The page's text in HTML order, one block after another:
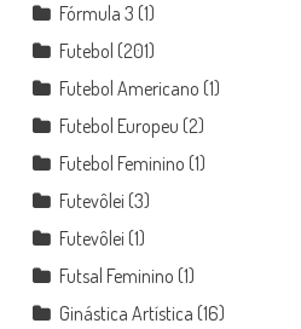
Fórmula 3 (1)
Futebol (201)
Futebol Americano (1)
Futebol Europeu (2)
Futebol Feminino (1)
Futevôlei (3)
Futevôlei (1)
Futsal Feminino (1)
Ginástica Artística (16)